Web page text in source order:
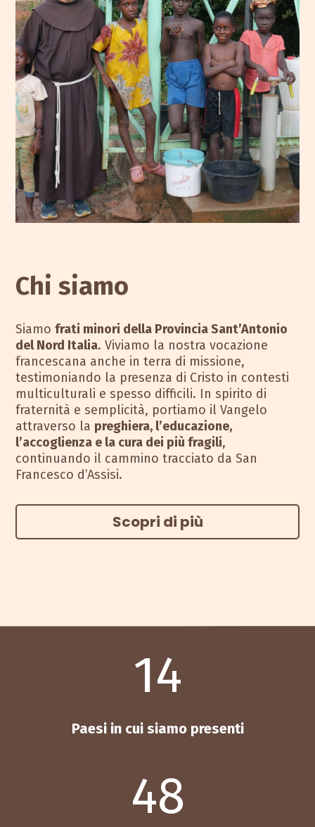
Chi siamo
Siamofrati minori della Provincia Sant’Antonio
del Nord Italia. Viviamo la nostra vocazione
francescana anche in terra di missione,
testimoniando la presenza di Cristo in contesti
multiculturali e spesso difficili. In spirito di
fraternità e semplicità, portiamo il Vangelo
attraverso la preghiera, l’educazione,
l’accoglienza e la cura dei più fragili,
continuando il cammino tracciato da San
Francesco d’Assisi.
Scopri di più
14
Paesi in cui siamo presenti
48